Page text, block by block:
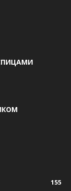
155